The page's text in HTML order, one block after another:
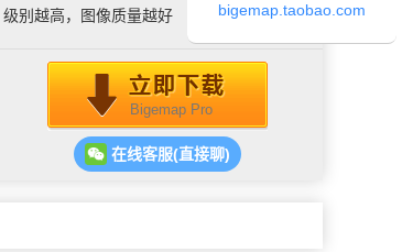
级别越高，图像质量越好
Bigemap Pro
在线客服(直接聊)
bigemap.taobao.com